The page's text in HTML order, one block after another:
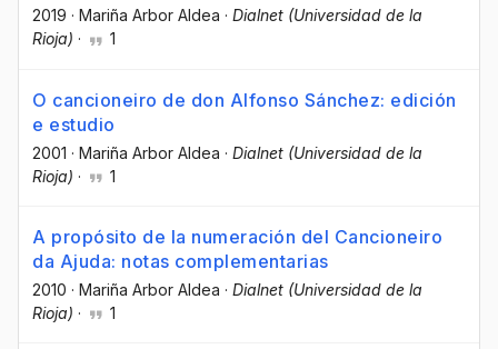
2019 · Mariña Arbor Aldea · Dialnet (Universidad de la
Rioja) · 1
O cancioneiro de don Alfonso Sánchez: edición
e estudio
2001 · Mariña Arbor Aldea · Dialnet (Universidad de la
Rioja) · 1
A propósito de la numeración del Cancioneiro
da Ajuda: notas complementarias
2010 · Mariña Arbor Aldea · Dialnet (Universidad de la
Rioja) · 1